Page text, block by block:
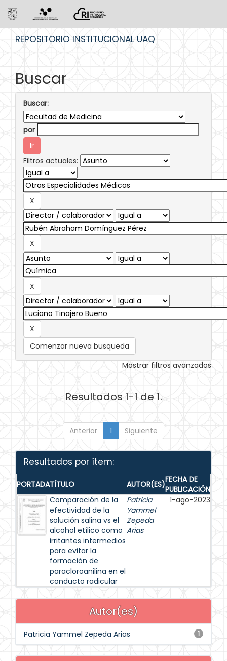
REPOSITORIO INSTITUCIONAL UAQ
Buscar
Buscar:
por
Filtros actuales:
Comenzar nueva busqueda
Mostrar filtros avanzados
Resultados 1-1 de 1.
Anterior 1 Siguiente
Resultados por ítem:
PORTADATÍTULO AUTOR(ES)FECHA DE
PUBLICACIÓN
Comparación de la
efectividad de la
solución salina vs el
alcohol etílico como
irritantes intermedios
para evitar la
formación de
paracloroanilina en el
conducto radicular
Patricia
Yammel
Zepeda
Arias
1-ago-2023
Autor(es)
1
Patricia Yammel Zepeda Arias